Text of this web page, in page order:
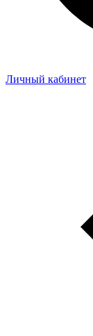
Личный кабинет